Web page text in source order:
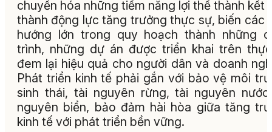
chuyển hóa những tiềm năng lợi thế thành kết
thành động lực tăng trưởng thực sự, biến các
hướng lớn trong quy hoạch thành những
trình, những dự án được triển khai trên
đem lại hiệu quả cho người dân và doanh
Phát triển kinh tế phải gắn với bảo vệ môi
sinh thái, tài nguyên rừng, tài nguyên
nguyên biển, bảo đảm hài hòa giữa tăng
kinh tế với phát triển bền vững.